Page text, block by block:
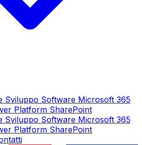
Sviluppo Software Microsoft 365
Platform SharePoint
Sviluppo Software Microsoft 365
Platform SharePoint